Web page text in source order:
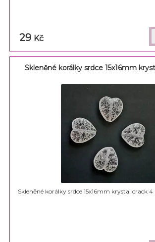
29 Kč
Skleněné korálky srdce 15x16mm
Skleněné korálky srdce 15x16mm krystal crack 4